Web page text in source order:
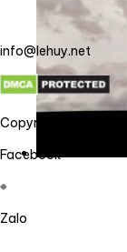
info@lehuy.net
Copyright 2026 @
Facebook
Zalo